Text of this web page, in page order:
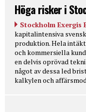
Höga risker i
Stockholm Exergis
kapitalintensiva
produktion. Hela
och kommersiella
en delvis oprövad
något av dessa led
kalkylen och